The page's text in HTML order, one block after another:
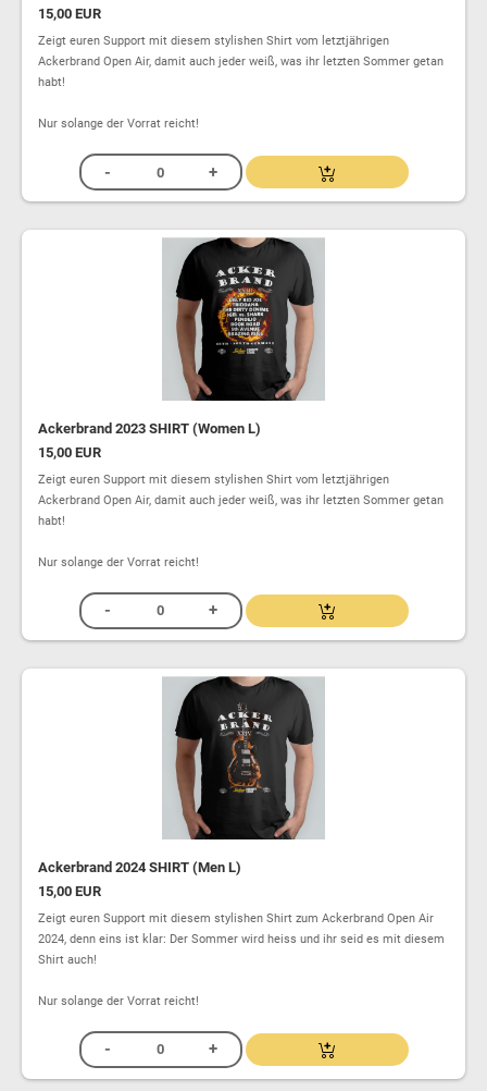
15,00 EUR
Zeigt euren Support mit diesem stylishen Shirt vom letztjährigen
Ackerbrand Open Air, damit auch jeder weiß, was ihr letzten Sommer getan
habt!
Nur solange der Vorrat reicht!
Ackerbrand 2023 SHIRT (Women L)
15,00 EUR
Zeigt euren Support mit diesem stylishen Shirt vom letztjährigen
Ackerbrand Open Air, damit auch jeder weiß, was ihr letzten Sommer getan
habt!
Nur solange der Vorrat reicht!
Ackerbrand 2024 SHIRT (Men L)
15,00 EUR
Zeigt euren Support mit diesem stylishen Shirt zum Ackerbrand Open Air
2024, denn eins ist klar: Der Sommer wird heiss und ihr seid es mit diesem
Shirt auch!
Nur solange der Vorrat reicht!